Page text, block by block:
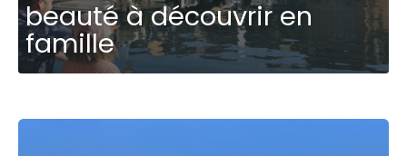
beauté à découvrir en
famille